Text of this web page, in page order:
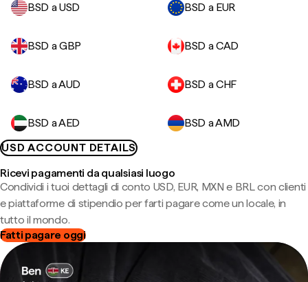
BSD a USD
BSD a EUR
BSD a GBP BSD a CAD
BSD a AUD BSD a CHF
BSD a AED
BSD a AMD
USD ACCOUNT DETAILS
Ricevi pagamenti da qualsiasi luogo
Condividi i tuoi dettagli di conto USD, EUR, MXN e BRL con clienti
e piattaforme di stipendio per farti pagare come un locale, in
tutto il mondo.
Fatti pagare oggi